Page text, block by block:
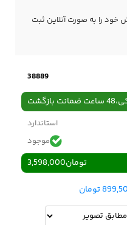
خود را به صورت آنلاین ثبت
38889
استاندارد
موجود
3,598,000تومان